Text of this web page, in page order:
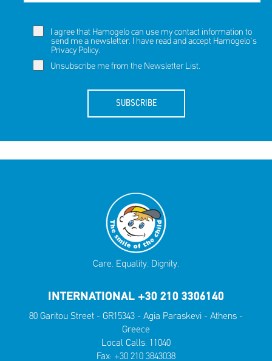
I agree that Hamogelo can use my contact information to
send me a newsletter. I have read and accept Hamogelo's
Privacy Policy.
Unsubscribe me from the Newsletter List.
SUBSCRIBE
Care. Equality. Dignity.
INTERNATIONAL +30 210 3306140
80 Garitou Street - GR15343 - Agia Paraskevi - Athens -
Greece
Local Calls: 11040
Fax: +30 210 3843038